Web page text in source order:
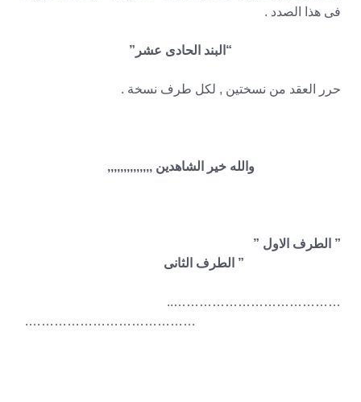
فى هذا الصدد .
“البند الحادى عشر”
حرر العقد من نسختين , لكل طرف نسخة .
والله خير الشاهدين ,,,,,,,,,,,,,,
” الطرف الاول ”
” الطرف الثانى
…………………………………..
………………………………….